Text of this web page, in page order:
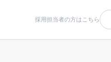
採用担当者の方はこちら